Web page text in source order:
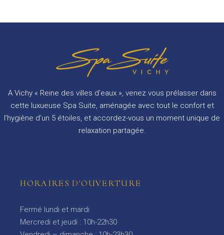
A Vichy « Reine des villes d’eaux », venez vous prélasser dans
cette luxueuse Spa Suite, aménagée avec tout le confort et
l’hygiène d’un 5 étoiles, et accordez-vous un moment unique de
relaxation partagée.
HORAIRES D'OUVERTURE
Fermé lundi et mardi
Mercredi et jeudi : 10h-22h30